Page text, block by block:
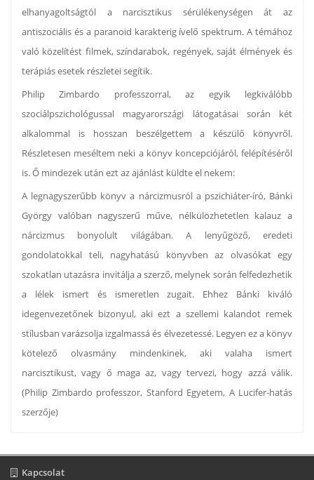
elhanyagoltságtól a narcisztikus sérülékenységen át az
antiszociális és a paranoid karakterig ívelő spektrum. A témához
való közelítést filmek, színdarabok, regények, saját élmények és
terápiás esetek részletei segítik.
Philip Zimbardo professzorral, az egyik legkiválóbb
szociálpszichológussal magyarországi látogatásai során két
alkalommal is hosszan beszélgettem a készülő könyvről.
Részletesen meséltem neki a könyv koncepciójáról, felépítéséről
is. Ő mindezek után ezt az ajánlást küldte el nekem:
A legnagyszerűbb könyv a nárcizmusról a pszichiáter-író, Bánki
György valóban nagyszerű műve, nélkülözhetetlen kalauz a
nárcizmus bonyolult világában. A lenyűgöző, eredeti
gondolatokkal teli, nagyhatású könyvben az olvasókat egy
szokatlan utazásra invitálja a szerző, melynek során felfedezhetik
a lélek ismert és ismeretlen zugait. Ehhez Bánki kiváló
idegenvezetőnek bizonyul, aki ezt a szellemi kalandot remek
stílusban varázsolja izgalmassá és élvezetessé. Legyen ez a könyv
kötelező olvasmány mindenkinek, aki valaha ismert
narcisztikust, vagy ő maga az, vagy tervezi, hogy azzá válik.
(Philip Zimbardo professzor, Stanford Egyetem, A Lucifer-hatás
szerzője)
Kapcsolat